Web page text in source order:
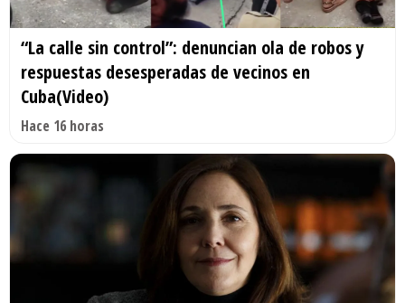
“La calle sin control”: denuncian ola de robos y
respuestas desesperadas de vecinos en
Cuba(Video)
Hace 16 horas